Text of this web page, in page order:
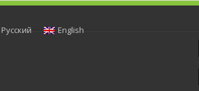
Русский
English